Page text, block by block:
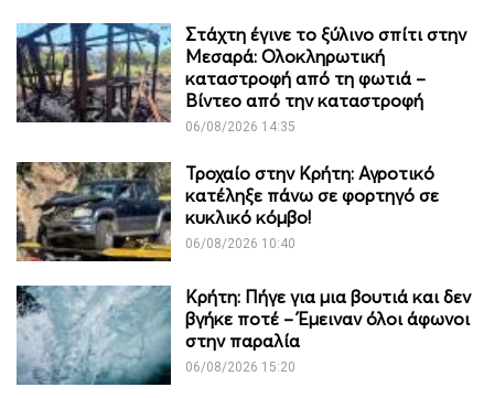
Στάχτη έγινε το ξύλινο σπίτι στην
Μεσαρά: Ολοκληρωτική
καταστροφή από τη φωτιά –
Βίντεο από την καταστροφή
06/08/2026 14:35
Τροχαίο στην Κρήτη: Αγροτικό
κατέληξε πάνω σε φορτηγό σε
κυκλικό κόμβο!
06/08/2026 10:40
Κρήτη: Πήγε για μια βουτιά και δεν
βγήκε ποτέ – Έμειναν όλοι άφωνοι
στην παραλία
06/08/2026 15:20